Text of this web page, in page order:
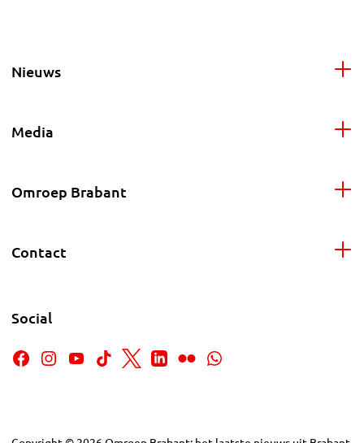
Nieuws
Media
Omroep Brabant
Contact
Social